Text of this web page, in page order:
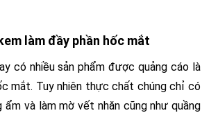
làm đầy phần hốc mắt
có nhiều sản phẩm được quảng cáo là
mắt. Tuy nhiên thực chất chúng chỉ có
ẩm và làm mờ vết nhăn cũng như quầng